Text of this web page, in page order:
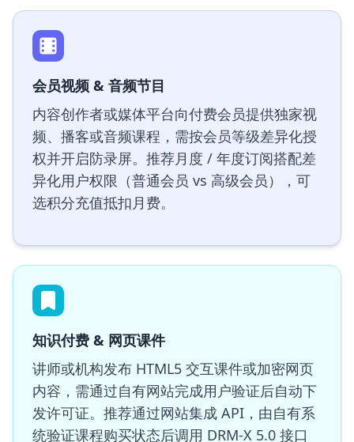
会员视频 & 音频节目
内容创作者或媒体平台向付费会员提供独家视
频、播客或音频课程，需按会员等级差异化授
权并开启防录屏。推荐月度 / 年度订阅搭配差
异化用户权限（普通会员 vs 高级会员），可
选积分充值抵扣月费。
知识付费 & 网页课件
讲师或机构发布 HTML5 交互课件或加密网页
内容，需通过自有网站完成用户验证后自动下
发许可证。推荐通过网站集成 API，由自有系
统验证课程购买状态后调用 DRM-X 5.0 接口